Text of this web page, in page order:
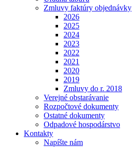
Zmluvy faktúry objednávky
2026
2025
2024
2023
2022
2021
2020
2019
Zmluvy do r. 2018
Verejné obstarávanie
Rozpočtové dokumenty
Ostatné dokumenty
Odpadové hospodárstvo
Kontakty
Napíšte nám